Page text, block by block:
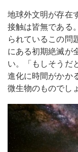
地球外文明が存在
接触は皆無である
られているこの問
にある初期絶滅が
い。「もしそうだ
進化に時間がかか
微生物のものでし